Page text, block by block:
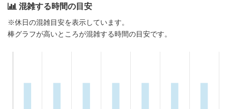
混雑する時間の目安
※休日の混雑目安を表示しています。
棒グラフが高いところが混雑する時間の目安です。